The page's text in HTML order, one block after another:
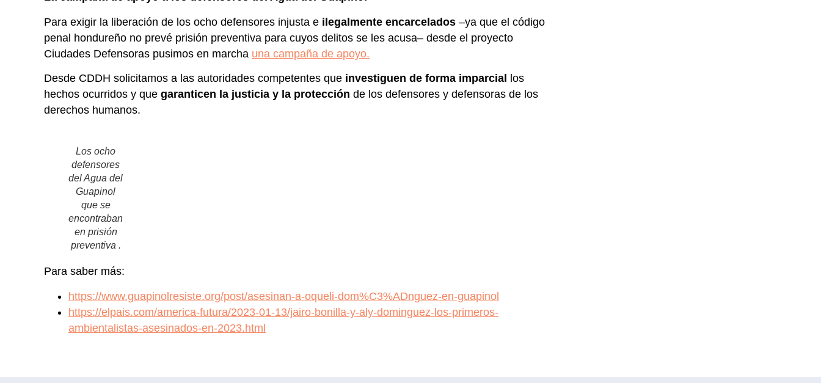
Para exigir la liberación de los ocho defensores injusta e ilegalmente encarcelados –ya que el código
penal hondureño no prevé prisión preventiva para cuyos delitos se les acusa– desde el proyecto
Ciudades Defensoras pusimos en marcha una campaña de apoyo.
Desde CDDH solicitamos a las autoridades competentes que investiguen de forma imparcial
los
hechos ocurridos y que garanticen la justicia y la protección de los defensores y defensoras de los
derechos humanos.
Los ocho
defensores
del Agua del
Guapinol
que se
encontraban
en prisión
preventiva .
Para saber más:
https://www.guapinolresiste.org/post/asesinan-a-oqueli-dom%C3%ADnguez-en-guapinol
https://elpais.com/america-futura/2023-01-13/jairo-bonilla-y-aly-dominguez-los-primeros-
ambientalistas-asesinados-en-2023.html